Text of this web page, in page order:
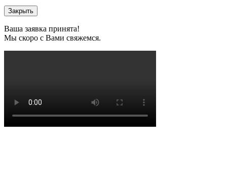
Закрыть
Ваша заявка принята!
Мы скоро с Вами свяжемся.